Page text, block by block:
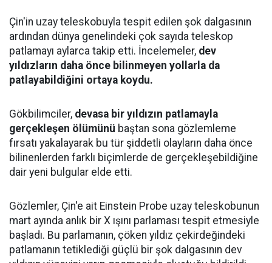
Çin'in uzay teleskobuyla tespit edilen şok dalgasının
ardından dünya genelindeki çok sayıda teleskop
patlamayı aylarca takip etti. İncelemeler, dev
yıldızların daha önce bilinmeyen yollarla da
patlayabildiğini ortaya koydu.
Gökbilimciler, devasa bir yıldızın patlamayla
gerçekleşen ölümünü baştan sona gözlemleme
fırsatı yakalayarak bu tür şiddetli olayların daha önce
bilinenlerden farklı biçimlerde de gerçekleşebildiğine
dair yeni bulgular elde etti.
Gözlemler, Çin'e ait Einstein Probe uzay teleskobunun
mart ayında anlık bir X ışını parlaması tespit etmesiyle
başladı. Bu parlamanın, çöken yıldız çekirdeğindeki
patlamanın tetiklediği güçlü bir şok dalgasının dev